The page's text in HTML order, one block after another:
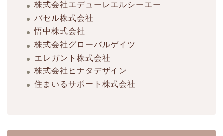
株式会社エデューレエルシーエー
バセル株式会社
悟中株式会社
株式会社グローバルゲイツ
エレガント株式会社
株式会社ヒナタデザイン
住まいるサポート株式会社